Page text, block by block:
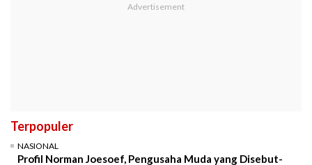
Terpopuler
NASIONAL
Profil Norman Joesoef, Pengusaha Muda yang Disebut-